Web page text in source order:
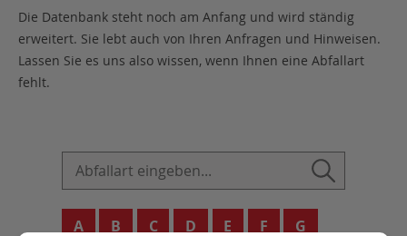
Die Datenbank steht noch am Anfang und wird ständig
erweitert. Sie lebt auch von Ihren Anfragen und Hinweisen.
Lassen Sie es uns also wissen, wenn Ihnen eine Abfallart
fehlt.
A B C D E F G